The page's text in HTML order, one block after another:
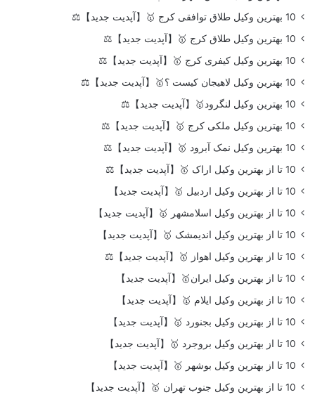
10 بهترین وکیل طلاق توافقی کرج 🥇【آپدیت جدید】⚖️
10 بهترین وکیل طلاق کرج 🥇【آپدیت جدید】⚖️
10 بهترین وکیل کیفری کرج 🥇【آپدیت جدید】⚖️
10 بهترین وکیل لاهیجان کیست ؟🥇【آپدیت جدید】⚖️
10 بهترین وکیل لنگرود🥇【آپدیت جدید】⚖️
10 بهترین وکیل ملکی کرج 🥇【آپدیت جدید】⚖️
10 بهترین وکیل نمک آبرود 🥇【آپدیت جدید】⚖️
10 تا از بهترین وکیل اراک 🥇【آپدیت جدید】⚖️
10 تا از بهترین وکیل اردبیل 🥇【آپدیت جدید】
10 تا از بهترین وکیل اسلامشهر 🥇【آپدیت جدید】
10 تا از بهترین وکیل اندیمشک 🥇【آپدیت جدید】
10 تا از بهترین وکیل اهواز 🥇【آپدیت جدید】⚖️
10 تا از بهترین وکیل ایران🥇【آپدیت جدید】
10 تا از بهترین وکیل ایلام 🥇【آپدیت جدید】
10 تا از بهترین وکیل بجنورد 🥇【آپدیت جدید】
10 تا از بهترین وکیل بروجرد 🥇【آپدیت جدید】
10 تا از بهترین وکیل بوشهر 🥇【آپدیت جدید】
10 تا از بهترین وکیل جنوب تهران 🥇【آپدیت جدید】